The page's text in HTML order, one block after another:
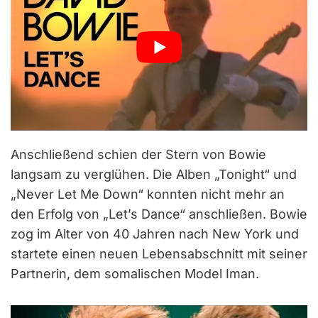
Anschließend schien der Stern von Bowie
langsam zu verglühen. Die Alben „Tonight“ und
„Never Let Me Down“ konnten nicht mehr an
den Erfolg von „Let’s Dance“ anschließen. Bowie
zog im Alter von 40 Jahren nach New York und
startete einen neuen Lebensabschnitt mit seiner
Partnerin, dem somalischen Model Iman.